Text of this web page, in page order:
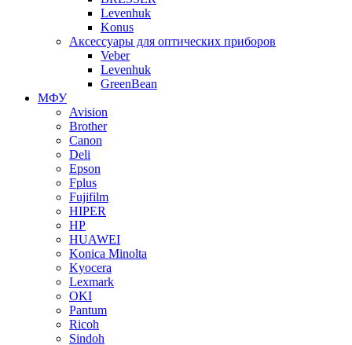
Levenhuk
Konus
Аксессуары для оптических приборов
Veber
Levenhuk
GreenBean
МФУ
Avision
Brother
Canon
Deli
Epson
Fplus
Fujifilm
HIPER
HP
HUAWEI
Konica Minolta
Kyocera
Lexmark
OKI
Pantum
Ricoh
Sindoh